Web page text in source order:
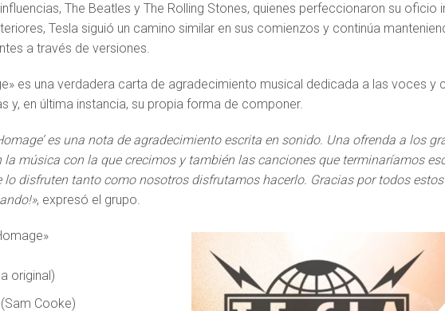
The Beatles y The Rolling Stones, quienes perfeccionaron su oficio
Tesla siguió un camino similar en sus comienzos y continúa
a través de versiones.
es una verdadera carta de agradecimiento musical dedicada a las voces y
y, en última instancia, su propia forma de componer.
es una nota de agradecimiento escrita en sonido. Una ofrenda a los
la música con la que crecimos y también las canciones que terminaríamos
lo disfruten tanto como nosotros disfrutamos hacerlo. Gracias por todos
, expresó el grupo.
original)
Cooke)